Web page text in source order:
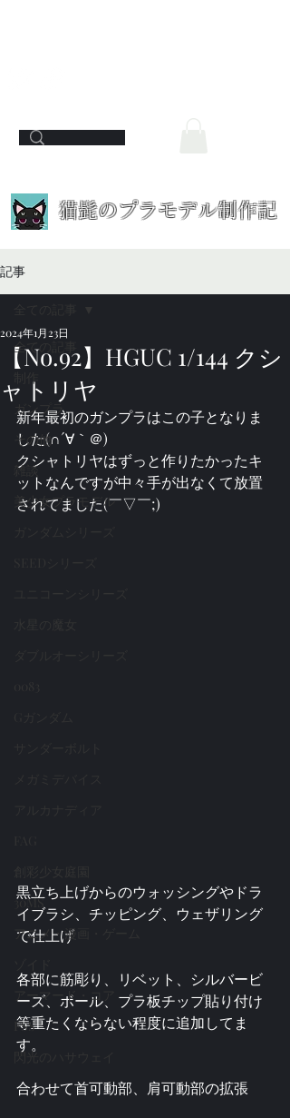
​猫髭のプラモデル制作記
記事
全ての記事
制作
ガンプラ
その他
雑談
美少女プラモデル
30MS
アニメ・漫画・ゲーム
アーマード・コア
FSS
閃光のハサウェイ
【No.92】HGUC 1/144 クシ
ャトリヤ
2024年1月23日
新年最初のガンプラはこの子となりま
した(∩´∀｀＠)
クシャトリヤはずっと作りたかったキ
ットなんですが中々手が出なくて放置
されてました(￣▽￣;)
黒立ち上げからのウォッシングやドラ
イブラシ、チッピング、ウェザリング
で仕上げ
各部に筋彫り、リベット、シルバービ
ーズ、ボール、プラ板チップ貼り付け
等重たくならない程度に追加してま
す。
合わせて首可動部、肩可動部の拡張